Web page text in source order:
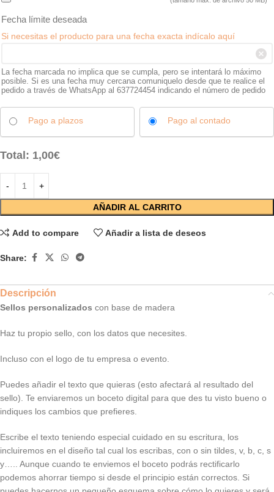
Fecha límite deseada
Si necesitas el producto para una fecha exacta indícalo aquí
La fecha marcada no implica que se cumpla, pero se intentará lo máximo
posible. Si es una fecha muy cercana comuniquelo desde que te realice el
pedido a través de WhatsApp al 637724454 indicando el número de pedido
Pago a plazos Pago al contado
Total: 1,00€
AÑADIR AL CARRITO
Add to compare Añadir a lista de deseos
Share:
Descripción
Sellos personalizados con base de madera
Haz tu propio sello, con los datos que necesites.
Incluso con el logo de tu empresa o evento.
Puedes añadir el texto que quieras (esto afectará al resultado del
sello). Te enviaremos un boceto digital para que des tu visto bueno o
indiques los cambios que prefieres.
Escribe el texto teniendo especial cuidado en su escritura, los
incluiremos en el diseño tal cual los escribas, con o sin tildes, v, b, c, s
y….. Aunque cuando te enviemos el boceto podrás rectificarlo
podemos ahorrar tiempo si desde el principio están correctos. Si